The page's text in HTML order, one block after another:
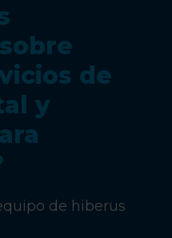
de
y
de hiberus